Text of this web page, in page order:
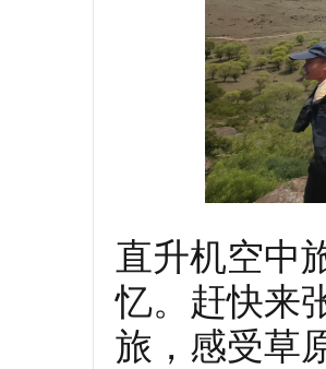
直升机空中
忆。赶快来
旅，感受草